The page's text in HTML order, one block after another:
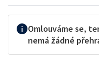
Omlouváme se,
nemá žádné